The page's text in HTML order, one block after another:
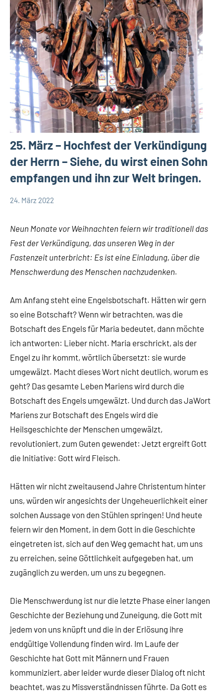
25. März – Hochfest der Verkündigung
der Herrn – Siehe, du wirst einen Sohn
empfangen und ihn zur Welt bringen.
24. März 2022
Neun Monate vor Weihnachten feiern wir traditionell das
Fest der Verkündigung, das unseren Weg in der
Fastenzeit unterbricht: Es ist eine Einladung, über die
Menschwerdung des Menschen nachzudenken.
Am Anfang steht eine Engelsbotschaft. Hätten wir gern
so eine Botschaft? Wenn wir betrachten, was die
Botschaft des Engels für Maria bedeutet, dann möchte
ich antworten: Lieber nicht. Maria erschrickt, als der
Engel zu ihr kommt, wörtlich übersetzt: sie wurde
umgewälzt. Macht dieses Wort nicht deutlich, worum es
geht? Das gesamte Leben Mariens wird durch die
Botschaft des Engels umgewälzt. Und durch das JaWort
Mariens zur Botschaft des Engels wird die
Heilsgeschichte der Menschen umgewälzt,
revolutioniert, zum Guten gewendet: Jetzt ergreift Gott
die Initiative: Gott wird Fleisch.
Hätten wir nicht zweitausend Jahre Christentum hinter
uns, würden wir angesichts der Ungeheuerlichkeit einer
solchen Aussage von den Stühlen springen! Und heute
feiern wir den Moment, in dem Gott in die Geschichte
eingetreten ist, sich auf den Weg gemacht hat, um uns
zu erreichen, seine Göttlichkeit aufgegeben hat, um
zugänglich zu werden, um uns zu begegnen.
Die Menschwerdung ist nur die letzte Phase einer langen
Geschichte der Beziehung und Zuneigung, die Gott mit
jedem von uns knüpft und die in der Erlösung ihre
endgültige Vollendung finden wird. Im Laufe der
Geschichte hat Gott mit Männern und Frauen
kommuniziert, aber leider wurde dieser Dialog oft nicht
beachtet, was zu Missverständnissen führte. Da Gott es